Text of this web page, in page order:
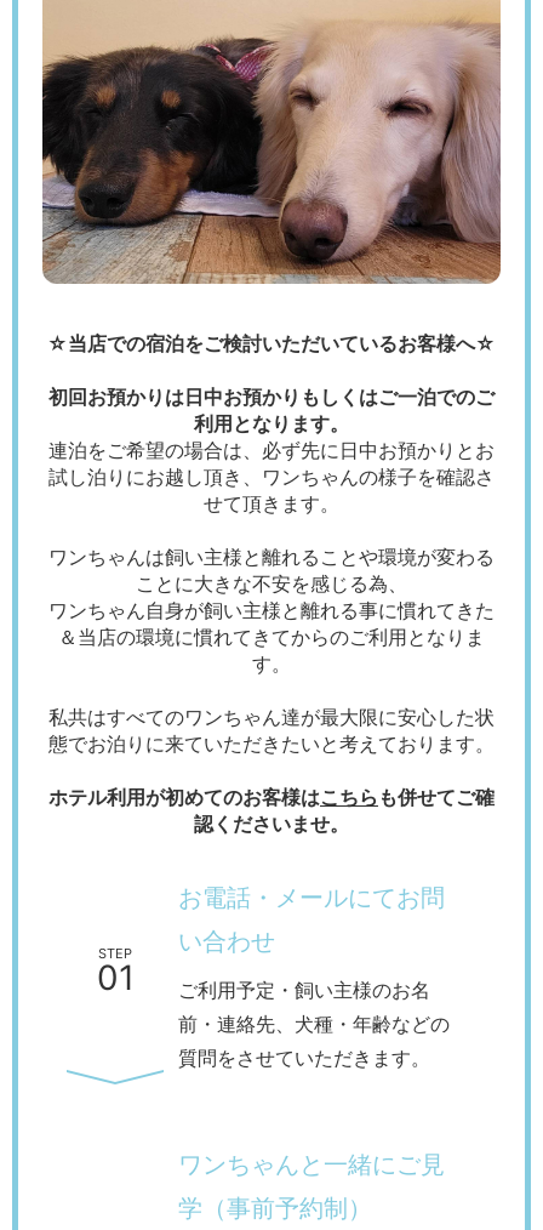
☆当店での宿泊をご検討いただいているお客様へ☆
初回お預かりは日中お預かりもしくはご一泊でのご
利用となります。
連泊をご希望の場合は、必ず先に日中お預かりとお
試し泊りにお越し頂き、ワンちゃんの様子を確認さ
せて頂きます。
ワンちゃんは飼い主様と離れることや環境が変わる
ことに大きな不安を感じる為、
ワンちゃん自身が飼い主様と離れる事に慣れてきた
＆当店の環境に慣れてきてからのご利用となりま
す。
私共はすべてのワンちゃん達が最大限に安心した状
態でお泊りに来ていただきたいと考えております。
ホテル利用が初めてのお客様はこちら も併せてご確
認くださいませ。
STEP
01
お電話・メールにてお問
い合わせ
ご利用予定・飼い主様のお名
前・連絡先、犬種・年齢などの
質問をさせていただきます。
ワンちゃんと一緒にご見
学（事前予約制）